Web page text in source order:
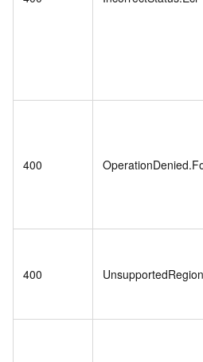
400
400 UnsupportedRegion